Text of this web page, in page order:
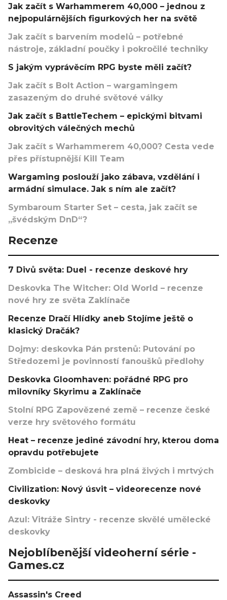
Jak začít s Warhammerem 40,000 – jednou z
nejpopulárnějších figurkových her na světě
Jak začít s barvením modelů – potřebné
nástroje, základní poučky i pokročilé techniky
S jakým vyprávěcím RPG byste měli začít?
Jak začít s Bolt Action – wargamingem
zasazeným do druhé světové války
Jak začít s BattleTechem – epickými bitvami
obrovitých válečných mechů
Jak začít s Warhammerem 40,000? Cesta vede
přes přístupnější Kill Team
Wargaming poslouží jako zábava, vzdělání i
armádní simulace. Jak s ním ale začít?
Symbaroum Starter Set – cesta, jak začít se
„švédským DnD“?
Recenze
7 Divů světa: Duel - recenze deskové hry
Deskovka The Witcher: Old World – recenze
nové hry ze světa Zaklínače
Recenze Dračí Hlídky aneb Stojíme ještě o
klasický Dračák?
Dojmy: deskovka Pán prstenů: Putování po
Středozemi je povinností fanoušků předlohy
Deskovka Gloomhaven: pořádné RPG pro
milovníky Skyrimu a Zaklínače
Stolní RPG Zapovězené země – recenze české
verze hry světového formátu
Heat – recenze jediné závodní hry, kterou doma
opravdu potřebujete
Zombicide – desková hra plná živých i mrtvých
Civilization: Nový úsvit – videorecenze nové
deskovky
Azul: Vitráže Sintry - recenze skvělé umělecké
deskovky
Nejoblíbenější videoherní série -
Games.cz
Assassin's Creed